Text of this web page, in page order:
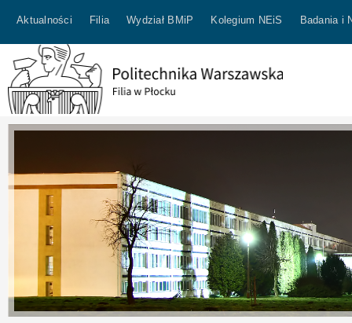
Aktualności Filia Wydział BMiP Kolegium NEiS Badania i